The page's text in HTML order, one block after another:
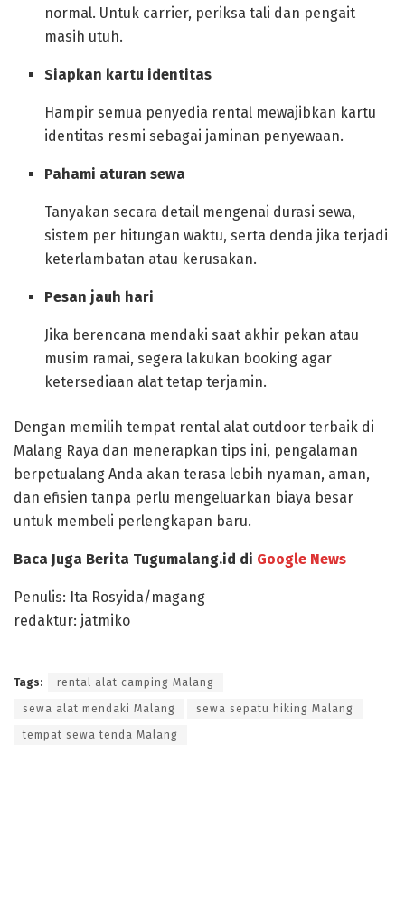
normal. Untuk carrier, periksa tali dan pengait
masih utuh.
Siapkan kartu identitas
Hampir semua penyedia rental mewajibkan kartu
identitas resmi sebagai jaminan penyewaan.
Pahami aturan sewa
Tanyakan secara detail mengenai durasi sewa,
sistem per hitungan waktu, serta denda jika terjadi
keterlambatan atau kerusakan.
Pesan jauh hari
Jika berencana mendaki saat akhir pekan atau
musim ramai, segera lakukan booking agar
ketersediaan alat tetap terjamin.
Dengan memilih tempat rental alat outdoor terbaik di
Malang Raya dan menerapkan tips ini, pengalaman
berpetualang Anda akan terasa lebih nyaman, aman,
dan efisien tanpa perlu mengeluarkan biaya besar
untuk membeli perlengkapan baru.
Baca Juga Berita Tugumalang.id di Google News
Penulis: Ita Rosyida/magang
redaktur: jatmiko
Tags: rental alat camping Malang
sewa alat mendaki Malang sewa sepatu hiking Malang
tempat sewa tenda Malang